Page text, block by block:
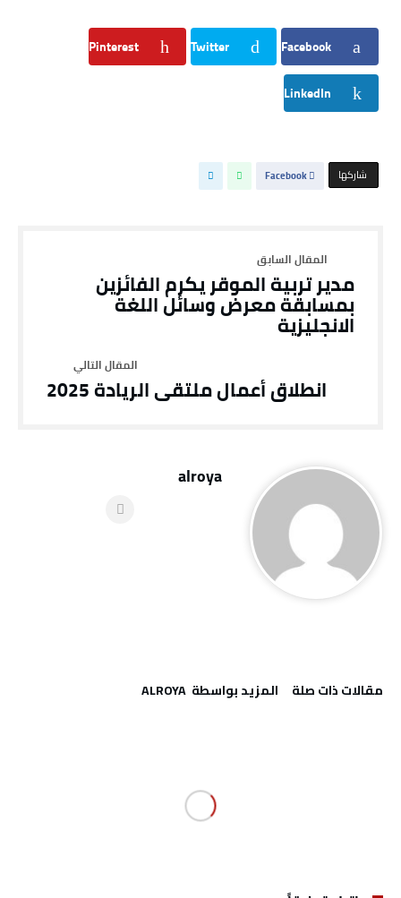
Facebook
Twitter
Pinterest
LinkedIn
‫‫ شاركها‬ Facebook
مدير تربية الموقر يكرم الفائزين
بمسابقة معرض وسائل اللغة
الانجليزية
انطلاق أعمال ملتقى الريادة 2025
alroya
‫مقالات ذات صلة‬ ‫‫المزيد بواسطة‬ ‬ ALROYA